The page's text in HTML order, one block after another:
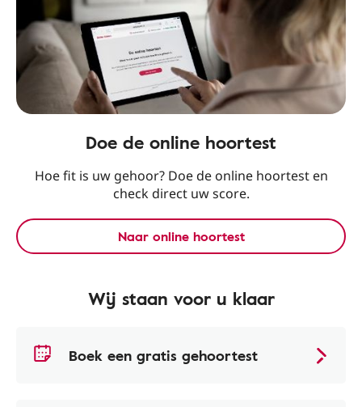
Doe de online hoortest
Hoe fit is uw gehoor? Doe de online hoortest en
check direct uw score.
Naar online hoortest
Wij staan voor u klaar
Boek een gratis gehoortest